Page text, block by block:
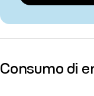
Consumo di